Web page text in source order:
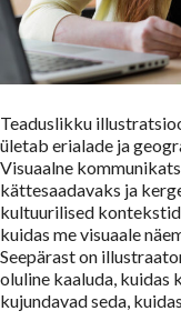
Teaduslikku
ületab erialade ja
Visuaalne
kättesaadavaks ja
kultuurilised
kuidas me visuaale
Seepärast on
oluline kaaluda,
kujundavad seda,